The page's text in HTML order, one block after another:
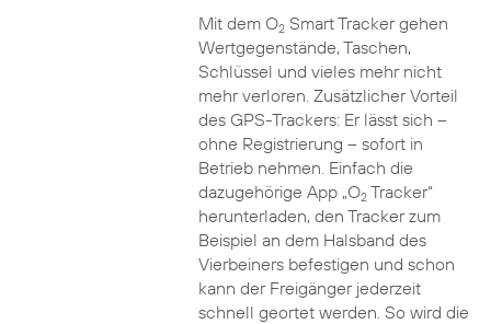
Mit dem O2Smart Tracker gehen
Wertgegenstände, Taschen,
Schlüssel und vieles mehr nicht
mehr verloren. Zusätzlicher Vorteil
des GPS-Trackers: Er lässt sich –
ohne Registrierung – sofort in
Betrieb nehmen. Einfach die
dazugehörige App „O2Tracker“
herunterladen, den Tracker zum
Beispiel an dem Halsband des
Vierbeiners befestigen und schon
kann der Freigänger jederzeit
schnell geortet werden. So wird die